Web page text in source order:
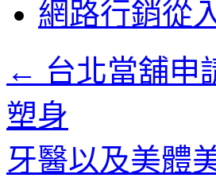
要
網路行銷從
← 台北當舖申
塑身
牙醫以及美體